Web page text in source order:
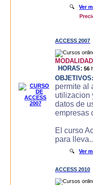
🔍Ver
ACCESS 2007
HORAS: 56
OBJETIVOS:
permite al
utilizacion
datos de
empresas
El curso
para
🔍Ver
ACCESS 2010